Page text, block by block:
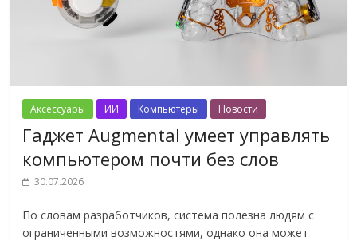
Аксессуары ИИ Компьютеры Новости
Гаджет Augmental умеет управлять
компьютером почти без слов
30.07.2026
По словам разработчиков, система полезна людям с
ограниченными возможностями, однако она может